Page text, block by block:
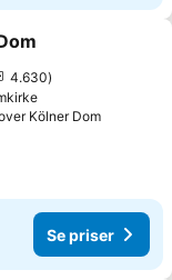
4.630
Kölner DomSe
Se priser